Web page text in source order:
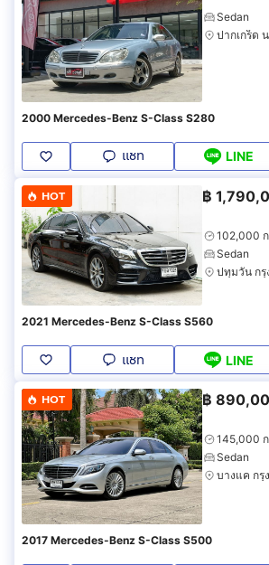
Sedan
ปากเกร็ด
2000 Mercedes-Benz S-Class S280
แชท LINE
HOT ฿
102,000
Sedan
ปทุมวัน กรุ
2021 Mercedes-Benz S-Class S560
แชท LINE
HOT ฿
145,000
Sedan
บางแค กรุ
2017 Mercedes-Benz S-Class S500